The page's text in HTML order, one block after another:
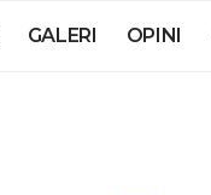
GALERI OPINI